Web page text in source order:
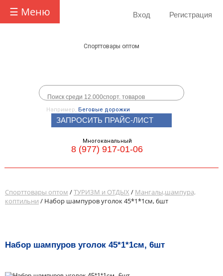
☰ Меню Вход Регистрация
Спорттовары оптом
Например, Беговые дорожки
ЗАПРОСИТЬ ПРАЙС-ЛИСТ
Многоканальный
8 (977) 917-01-06
Спорттовары оптом /ТУРИЗМ и ОТДЫХ / Мангалы,шампура,
коптильни / Набор шампуров уголок 45*1*1см, 6шт
Набор шампуров уголок 45*1*1см, 6шт